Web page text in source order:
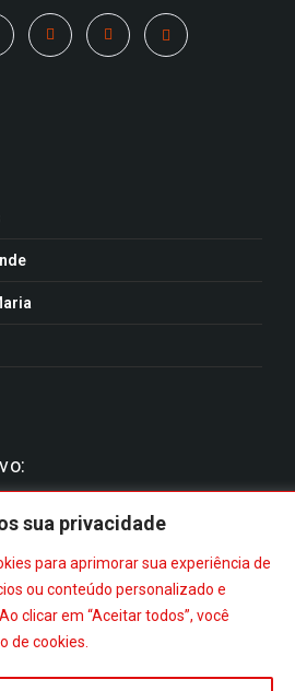
sua privacidade
para aprimorar sua experiência de
ou conteúdo personalizado e
clicar em “Aceitar todos”, você
de cookies.